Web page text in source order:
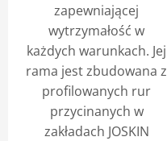
zapewniającej
wytrzymałość w
każdych warunkach. Jej
rama jest zbudowana z
profilowanych rur
przycinanych w
zakładach JOSKIN